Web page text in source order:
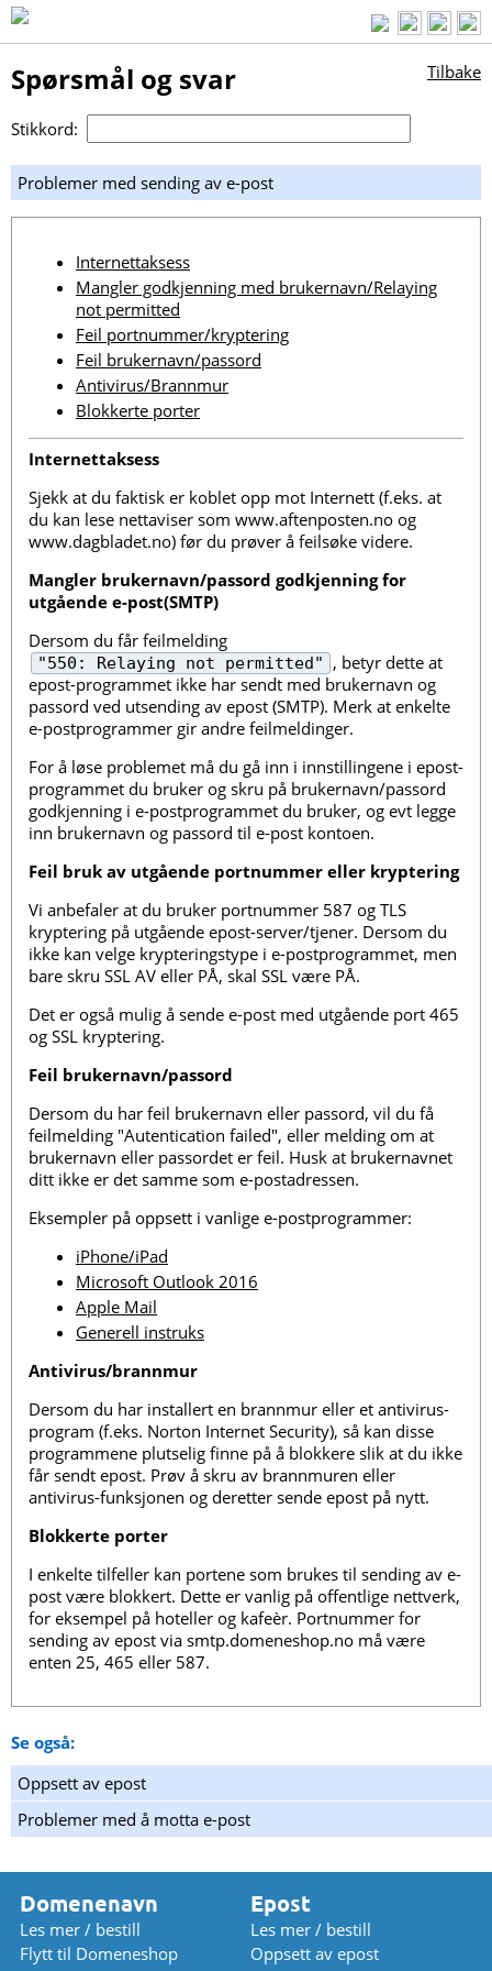
Spørsmål og svar Tilbake
Stikkord:
Problemer med sending av e-post
Internettaksess
Mangler godkjenning med brukernavn/Relaying
not permitted
Feil portnummer/kryptering
Feil brukernavn/passord
Antivirus/Brannmur
Blokkerte porter
Internettaksess
Sjekk at du faktisk er koblet opp mot Internett (f.eks. at
du kan lese nettaviser som www.aftenposten.no og
www.dagbladet.no) før du prøver å feilsøke videre.
Mangler brukernavn/passord godkjenning for
utgående e-post(SMTP)
Dersom du får feilmelding
"550: Relaying not permitted"
, betyr dette at
epost-programmet ikke har sendt med brukernavn og
passord ved utsending av epost (SMTP). Merk at enkelte
e-postprogrammer gir andre feilmeldinger.
For å løse problemet må du gå inn i innstillingene i epost-
programmet du bruker og skru på brukernavn/passord
godkjenning i e-postprogrammet du bruker, og evt legge
inn brukernavn og passord til e-post kontoen.
Feil bruk av utgående portnummer eller kryptering
Vi anbefaler at du bruker portnummer 587 og TLS
kryptering på utgående epost-server/tjener. Dersom du
ikke kan velge krypteringstype i e-postprogrammet, men
bare skru SSL AV eller PÅ, skal SSL være PÅ.
Det er også mulig å sende e-post med utgående port 465
og SSL kryptering.
Feil brukernavn/passord
Dersom du har feil brukernavn eller passord, vil du få
feilmelding "Autentication failed", eller melding om at
brukernavn eller passordet er feil. Husk at brukernavnet
ditt ikke er det samme som e-postadressen.
Eksempler på oppsett i vanlige e-postprogrammer:
iPhone/iPad
Microsoft Outlook 2016
Apple Mail
Generell instruks
Antivirus/brannmur
Dersom du har installert en brannmur eller et antivirus-
program (f.eks. Norton Internet Security), så kan disse
programmene plutselig finne på å blokkere slik at du ikke
får sendt epost. Prøv å skru av brannmuren eller
antivirus-funksjonen og deretter sende epost på nytt.
Blokkerte porter
I enkelte tilfeller kan portene som brukes til sending av e-
post være blokkert. Dette er vanlig på offentlige nettverk,
for eksempel på hoteller og kafeèr. Portnummer for
sending av epost via smtp.domeneshop.no må være
enten 25, 465 eller 587.
Se også:
Oppsett av epost
Problemer med å motta e-post
Domenenavn
Les mer / bestill
Flytt til Domeneshop
Epost
Les mer / bestill
Oppsett av epost